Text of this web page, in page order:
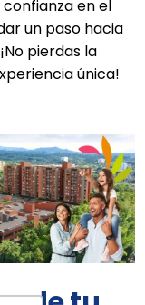
en el
un paso hacia
pierdas la
única!